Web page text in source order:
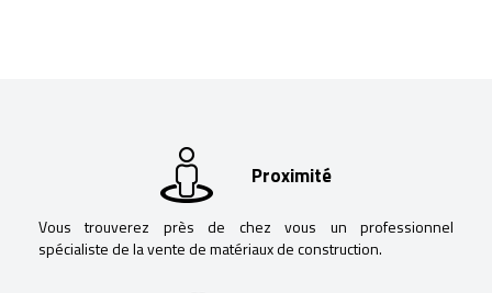
Proximité
Vous trouverez près de chez vous un professionnel
spécialiste de la vente de matériaux de construction.